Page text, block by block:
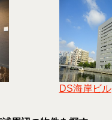
DS海岸ビル